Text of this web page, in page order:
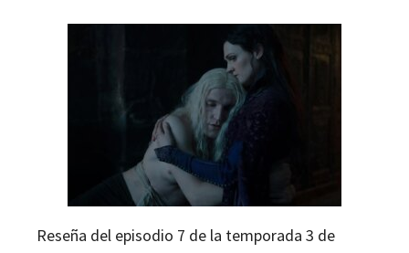
Reseña del episodio 7 de la temporada 3 de